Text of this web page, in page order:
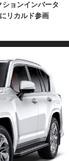
ションインバータ
リカルド参画